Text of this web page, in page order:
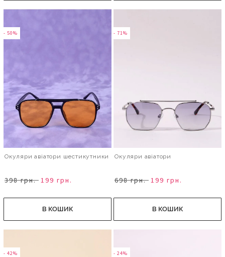
- 50%
Окуляри авіатори шестикутники
398 грн. 199 грн.
В КОШИК
- 71%
Окуляри авіатори
698 грн. 199 грн.
В КОШИК
- 42% - 24%